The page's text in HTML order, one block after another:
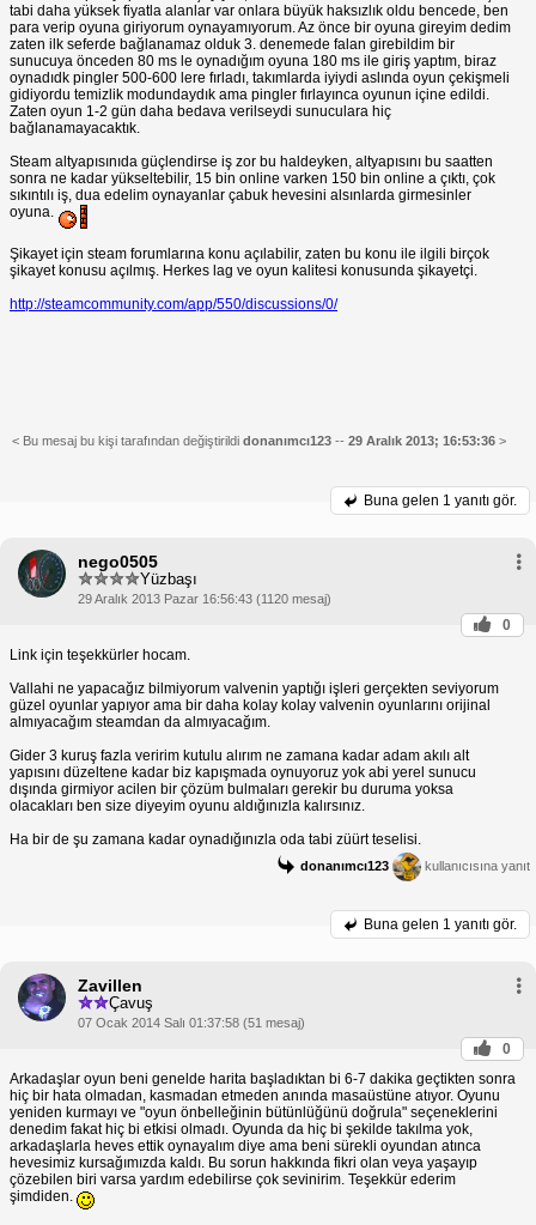
tabi daha yüksek fiyatla alanlar var onlara büyük haksızlık oldu bencede, ben
para verip oyuna giriyorum oynayamıyorum. Az önce bir oyuna gireyim dedim
zaten ilk seferde bağlanamaz olduk 3. denemede falan girebildim bir
sunucuya önceden 80 ms le oynadığım oyuna 180 ms ile giriş yaptım, biraz
oynadıdk pingler 500-600 lere fırladı, takımlarda iyiydi aslında oyun çekişmeli
gidiyordu temizlik modundaydık ama pingler fırlayınca oyunun içine edildi.
Zaten oyun 1-2 gün daha bedava verilseydi sunuculara hiç
bağlanamayacaktık.
Steam altyapısınıda güçlendirse iş zor bu haldeyken, altyapısını bu saatten
sonra ne kadar yükseltebilir, 15 bin online varken 150 bin online a çıktı, çok
sıkıntılı iş, dua edelim oynayanlar çabuk hevesini alsınlarda girmesinler
oyuna.
Şikayet için steam forumlarına konu açılabilir, zaten bu konu ile ilgili birçok
şikayet konusu açılmış. Herkes lag ve oyun kalitesi konusunda şikayetçi.
http://steamcommunity.com/app/550/discussions/0/
< Bu mesaj bu kişi tarafından değiştirildi donanımcı123 -- 29 Aralık 2013; 16:53:36 >
Buna gelen 1 yanıtı gör.
nego0505
Yüzbaşı
29 Aralık 2013 Pazar 16:56:43 (1120 mesaj)
0
Link için teşekkürler hocam.
Vallahi ne yapacağız bilmiyorum valvenin yaptığı işleri gerçekten seviyorum
güzel oyunlar yapıyor ama bir daha kolay kolay valvenin oyunlarını orijinal
almıyacağım steamdan da almıyacağım.
Gider 3 kuruş fazla veririm kutulu alırım ne zamana kadar adam akılı alt
yapısını düzeltene kadar biz kapışmada oynuyoruz yok abi yerel sunucu
dışında girmiyor acilen bir çözüm bulmaları gerekir bu duruma yoksa
olacakları ben size diyeyim oyunu aldığınızla kalırsınız.
Ha bir de şu zamana kadar oynadığınızla oda tabi züürt teselisi.
donanımcı123 kullanıcısına yanıt
Buna gelen 1 yanıtı gör.
Zavillen
Çavuş
07 Ocak 2014 Salı 01:37:58 (51 mesaj)
0
Arkadaşlar oyun beni genelde harita başladıktan bi 6-7 dakika geçtikten sonra
hiç bir hata olmadan, kasmadan etmeden anında masaüstüne atıyor. Oyunu
yeniden kurmayı ve "oyun önbelleğinin bütünlüğünü doğrula" seçeneklerini
denedim fakat hiç bi etkisi olmadı. Oyunda da hiç bi şekilde takılma yok,
arkadaşlarla heves ettik oynayalım diye ama beni sürekli oyundan atınca
hevesimiz kursağımızda kaldı. Bu sorun hakkında fikri olan veya yaşayıp
çözebilen biri varsa yardım edebilirse çok sevinirim. Teşekkür ederim
şimdiden.